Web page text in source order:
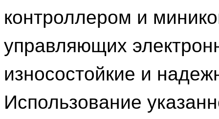
контроллером и
управляющих
износостойкие и
Использование